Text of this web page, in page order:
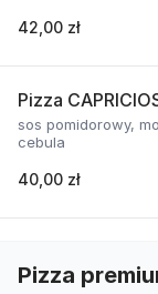
42,00 zł
Pizza
sos pomidorowy,
cebula
40,00 zł
Pizza